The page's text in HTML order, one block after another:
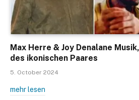
Max Herre & Joy Denalane
des ikonischen Paares
5. October 2024
mehr lesen